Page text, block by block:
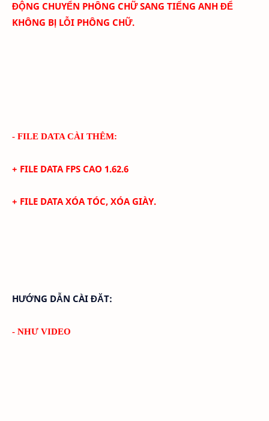
ĐỘNG CHUYỂN PHÔNG CHỮ SANG TIẾNG ANH ĐỂ
KHÔNG BỊ LỖI PHÔNG CHỮ.
- FILE DATA CÀI THÊM:
+ FILE DATA FPS CAO 1.62.6
+ FILE DATA XÓA TÓC, XÓA GIÀY.
HƯỚNG DẪN CÀI ĐĂT:
- NHƯ VIDEO